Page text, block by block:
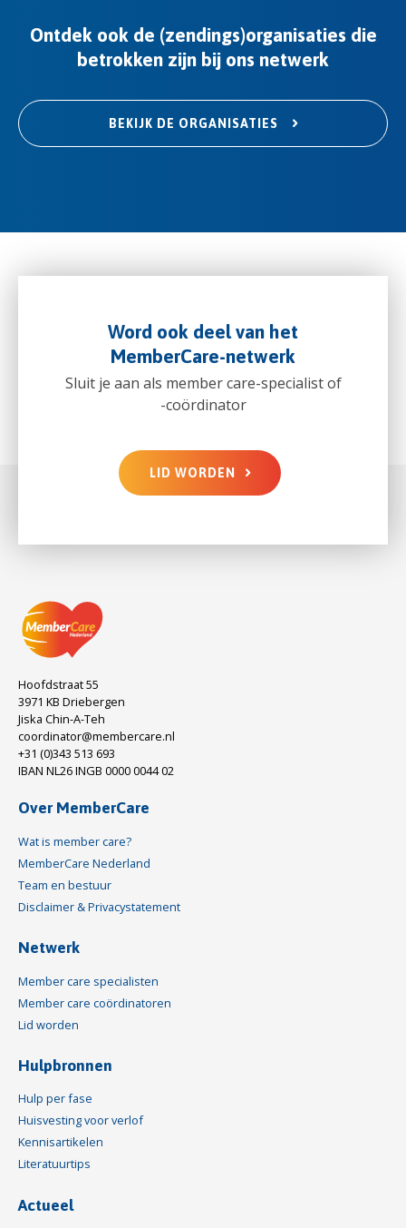
Ontdek ook de (zendings)organisaties die
betrokken zijn bij ons netwerk
BEKIJK DE ORGANISATIES
Word ook deel van het
MemberCare-netwerk
Sluit je aan als member care-specialist of
-coördinator
LID WORDEN
Hoofdstraat 55
3971 KB Driebergen
Jiska Chin-A-Teh
coordinator@membercare.nl
+31 (0)343 513 693
IBAN NL26 INGB 0000 0044 02
Over MemberCare
Wat is member care?
MemberCare Nederland
Team en bestuur
Disclaimer & Privacystatement
Netwerk
Member care specialisten
Member care coördinatoren
Lid worden
Hulpbronnen
Hulp per fase
Huisvesting voor verlof
Kennisartikelen
Literatuurtips
Actueel